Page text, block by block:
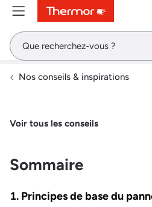
ContenuMenuRecherche
Nos conseils & inspirations
Voir tous les conseils
Sommaire
Principes de base du